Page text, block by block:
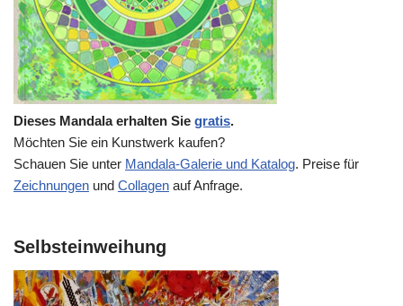
Dieses Mandala erhalten Sie gratis.
Möchten Sie ein Kunstwerk kaufen?
Schauen Sie unter Mandala-Galerie und Katalog. Preise für
Zeichnungen und Collagen auf Anfrage.
Selbsteinweihung